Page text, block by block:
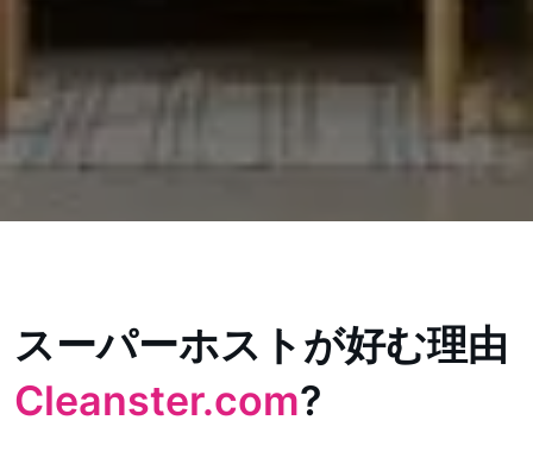
スーパーホストが好む理由
Cleanster.com?